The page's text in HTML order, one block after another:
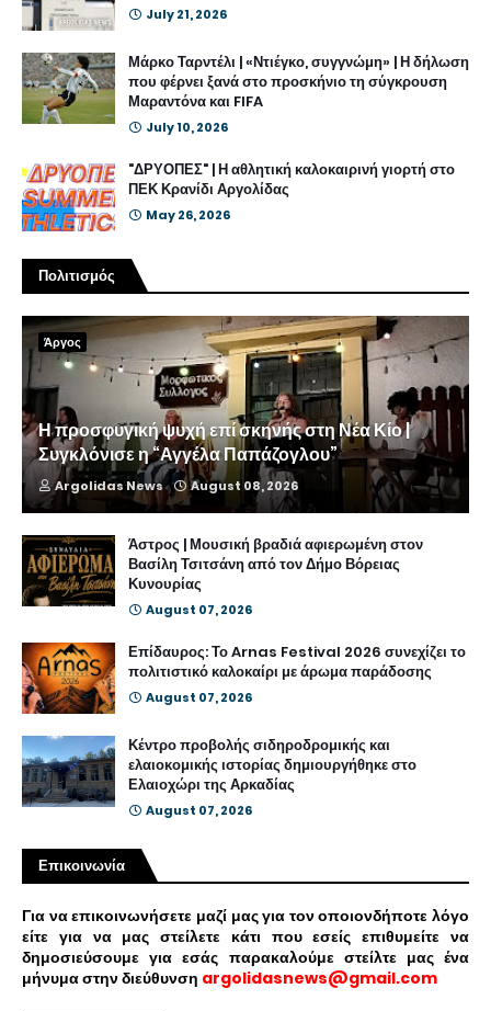
July 21, 2026
Μάρκο Ταρντέλι | «Ντιέγκο, συγγνώμη» | Η δήλωση
που φέρνει ξανά στο προσκήνιο τη σύγκρουση
Μαραντόνα και FIFA
July 10, 2026
"ΔΡΥΟΠΕΣ" | Η αθλητική καλοκαιρινή γιορτή στο
ΠΕΚ Κρανίδι Αργολίδας
May 26, 2026
Πολιτισμός
Άργος
Η προσφυγική ψυχή επί σκηνής στη Νέα Κίο |
Συγκλόνισε η “Αγγέλα Παπάζογλου”
Argolidas News August 08, 2026
Άστρος | Μουσική βραδιά αφιερωμένη στον
Βασίλη Τσιτσάνη από τον Δήμο Βόρειας
Κυνουρίας
August 07, 2026
Επίδαυρος: Το Arnas Festival 2026 συνεχίζει το
πολιτιστικό καλοκαίρι με άρωμα παράδοσης
August 07, 2026
Κέντρο προβολής σιδηροδρομικής και
ελαιοκομικής ιστορίας δημιουργήθηκε στο
Ελαιοχώρι της Αρκαδίας
August 07, 2026
Επικοινωνία
Για να επικοινωνήσετε μαζί μας για τον οποιονδήποτε λόγο
είτε για να μας στείλετε κάτι που εσείς επιθυμείτε να
δημοσιεύσουμε για εσάς παρακαλούμε στείλτε μας ένα
μήνυμα στην διεύθυνση argolidasnews@gmail.com